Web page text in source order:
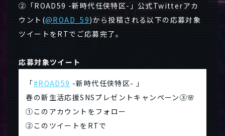
②「ROAD59 -新時代任侠特区-」公式Twitterアカ
ウント(@ROAD_59)から投稿される以下の応募対象
ツイートをRTでご応募完了。
応募対象ツイート
「#ROAD59 -新時代任侠特区- 」
春の新生活応援SNSプレゼントキャンペーン③🌸
①このアカウントをフォロー
②このツイートをRTで